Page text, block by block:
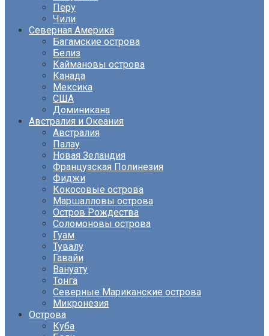
Перу
Чили
Северная Америка
Багамские острова
Белиз
Каймановы острова
Канада
Мексика
США
Доминикана
Австралия и Океания
Австралия
Палау
Новая Зеландия
Французская Полинезия
Фиджи
Кокосовые острова
Маршалловы острова
Остров Рождества
Соломоновы острова
Гуам
Тувалу
Гавайи
Вануату
Тонга
Северные Мариканские острова
Микронезия
Острова
Куба